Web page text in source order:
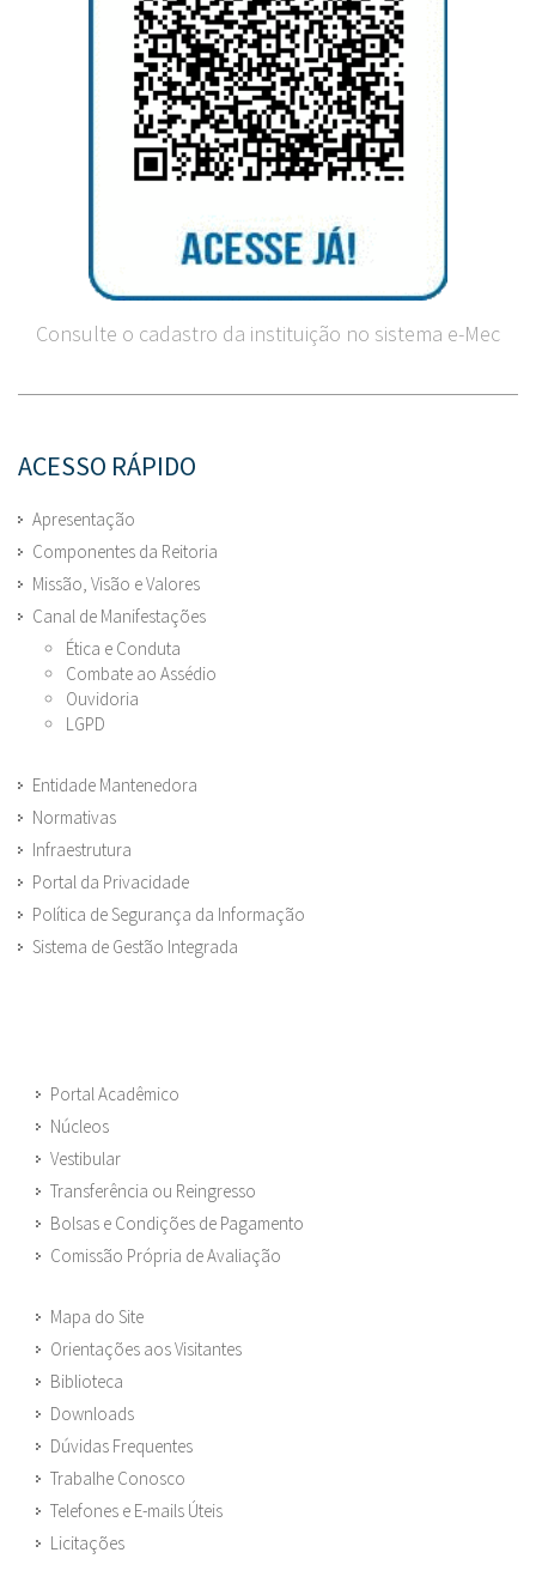
Consulte o cadastro da instituição no sistema e-Mec
ACESSO RÁPIDO
Apresentação
Componentes da Reitoria
Missão, Visão e Valores
Canal de Manifestações
Ética e Conduta
Combate ao Assédio
Ouvidoria
LGPD
Entidade Mantenedora
Normativas
Infraestrutura
Portal da Privacidade
Política de Segurança da Informação
Sistema de Gestão Integrada
Portal Acadêmico
Núcleos
Vestibular
Transferência ou Reingresso
Bolsas e Condições de Pagamento
Comissão Própria de Avaliação
Mapa do Site
Orientações aos Visitantes
Biblioteca
Downloads
Dúvidas Frequentes
Trabalhe Conosco
Telefones e E-mails Úteis
Licitações